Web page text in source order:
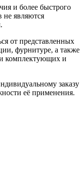
и более быстрого
не являются
от представленных
фурнитуре, а также
комплектующих и
заказу
её применения.